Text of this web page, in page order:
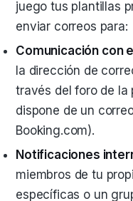
juego tus plantillas
enviar correos para:
Comunicación con
la dirección de
través del foro de la
dispone de un
Booking.com).
Notificaciones
miembros de tu
específicas o un